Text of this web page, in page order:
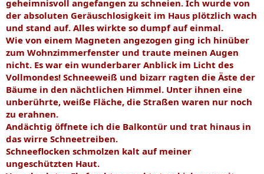
geheimnisvoll angefangen zu schneien. Ich wurde von
der absoluten Geräuschlosigkeit im Haus plötzlich wach
und stand auf. Alles wirkte so dumpf auf einmal.
Wie von einem Magneten angezogen ging ich hinüber
zum Wohnzimmerfenster und traute meinen Augen
nicht. Es war ein wunderbarer Anblick im Licht des
Vollmondes! Schneeweiß und bizarr ragten die Äste der
Bäume in den nächtlichen Himmel. Unter ihnen eine
unberührte, weiße Fläche, die Straßen waren nur noch
zu erahnen.
Andächtig öffnete ich die Balkontür und trat hinaus in
das wirre Schneetreiben.
Schneeflocken schmolzen kalt auf meiner
ungeschützten Haut.